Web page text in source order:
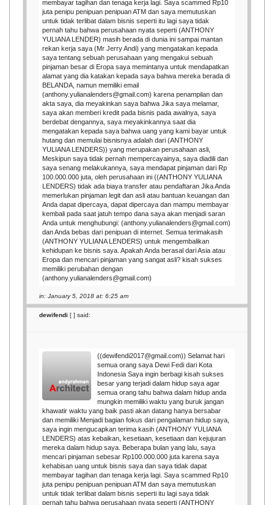
membayar tagihan dan tenaga kerja lagi. Saya scammed Rp10
juta penipu penipuan penipuan ATM dan saya memutuskan
untuk tidak terlibat dalam bisnis seperti itu lagi saya tidak
pernah tahu bahwa perusahaan nyata seperti (ANTHONY
YULIANA LENDER) masih berada di dunia ini sampai mantan
rekan kerja saya (Mr Jerry Andi) yang mengatakan kepada
saya tentang sebuah perusahaan yang mengakui sebuah
pinjaman besar di Eropa saya memintanya untuk mendapatkan
alamat yang dia katakan kepada saya bahwa mereka berada di
BELANDA, namun memiliki email
(anthony.yulianalenders@gmail.com) karena penampilan dan
akta saya, dia meyakinkan saya bahwa Jika saya melamar,
saya akan memberi kredit pada bisnis pada awalnya, saya
berdebat dengannya, saya meyakinkannya saat dia
mengatakan kepada saya bahwa uang yang kami bayar untuk
hutang dan memulai bisnisnya adalah dari (ANTHONY
YULIANA LENDERS)) yang merupakan perusahaan asli,
Meskipun saya tidak pernah mempercayainya, saya diadili dan
saya senang melakukannya, saya mendapat pinjaman dari Rp
100.000.000 juta, oleh perusahaan ini ((ANTHONY YULIANA
LENDERS) tidak ada biaya transfer atau pendaftaran Jika Anda
memerlukan pinjaman legit dan asli atau bantuan keuangan dan
Anda dapat dipercaya, dapat dipercaya dan mampu membayar
kembali pada saat jatuh tempo dana saya akan menjadi saran
Anda untuk menghubungi: (anthony.yulianalenders@gmail.com)
dan Anda bebas dari penipuan di internet. Semua terimakasih
(ANTHONY YULIANA LENDERS) untuk mengembalikan
kehidupan ke bisnis saya. Apakah Anda berasal dari Asia atau
Eropa dan mencari pinjaman yang sangat asli? kisah sukses
memiliki perubahan dengan
(anthony.yulianalenders@gmail.com)
in: January 5, 2018 at: 6:25 am
dewifendi [] said:
((dewifendi2017@gmail.com)) Selamat hari
semua orang saya Dewi Fedi dari Kota
Indonesia Saya ingin berbagi kisah sukses
besar yang terjadi dalam hidup saya agar
semua orang tahu bahwa dalam hidup anda
mungkin memiliki waktu yang buruk jangan
khawatir waktu yang baik pasti akan datang hanya bersabar
dan memiliki Menjadi bagian fokus dari pengalaman hidup saya,
saya ingin mengucapkan terima kasih (ANTHONY YULIANA
LENDERS) atas kebaikan, kesetiaan, kesetiaan dan kejujuran
mereka dalam hidup saya. Beberapa bulan yang lalu, saya
mencari pinjaman sebesar Rp100.000.000 juta karena saya
kehabisan uang untuk bisnis saya dan saya tidak dapat
membayar tagihan dan tenaga kerja lagi. Saya scammed Rp10
juta penipu penipuan penipuan ATM dan saya memutuskan
untuk tidak terlibat dalam bisnis seperti itu lagi saya tidak
pernah tahu bahwa perusahaan nyata seperti (ANTHONY